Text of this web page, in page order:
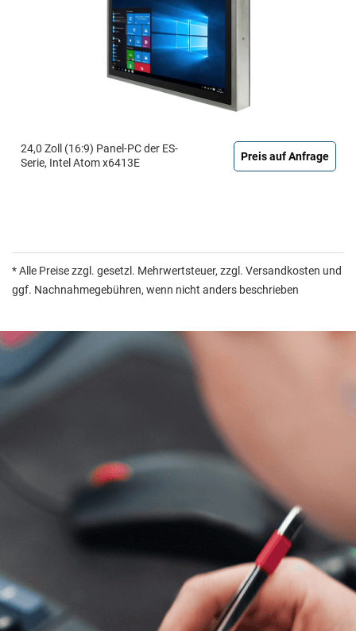
24,0 Zoll (16:9) Panel-PC der ES-
Serie, Intel Atom x6413E
Preis auf Anfrage
* Alle Preise zzgl. gesetzl. Mehrwertsteuer, zzgl. Versandkosten und
ggf. Nachnahmegebühren, wenn nicht anders beschrieben